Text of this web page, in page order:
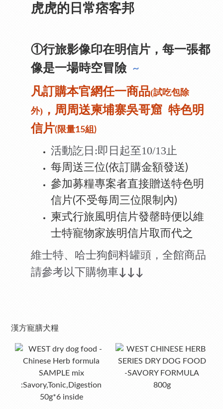
虎虎的日常痞客邦
①行旅影像印在明信片，每一張都
像是一場時空冒險 ~
凡訂購本官網任一商品(試吃包除
外) ，周周送柬埔寨吳哥窟 特色明
信片(限量15組)
活動訖日:即日起至10/13止
每周送三位(依訂購金額發送)
參加募糧專案者直接贈送特色明
信片(不受每周三位限制內)
柬式行旅風明信片發罄時便以維
士特寵物家族明信片取而代之
維士特、哈士狗飼料罐頭，全館商品
請參考以下購物車↓↓↓
漢方寵膳犬糧